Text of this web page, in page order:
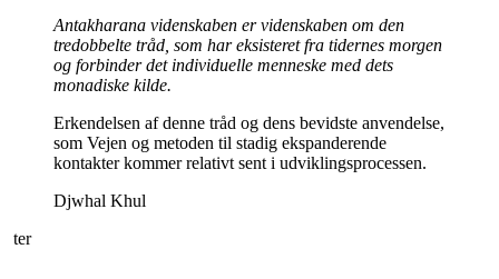
Antakharana videnskaben er videnskaben om den
tredobbelte tråd, som har eksisteret fra tidernes morgen
og forbinder det individuelle menneske med dets
monadiske kilde.
Erkendelsen af denne tråd og dens bevidste anvendelse,
som Vejen og metoden til stadig ekspanderende
kontakter kommer relativt sent i udviklingsprocessen.
Djwhal Khul
ter